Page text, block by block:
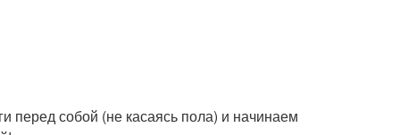
перед собой (не касаясь пола) и начинаем